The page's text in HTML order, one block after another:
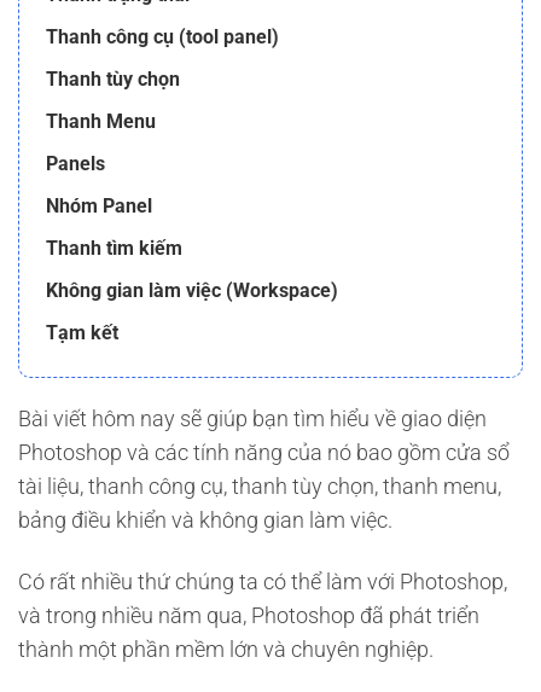
Thanh công cụ (tool panel)
Thanh tùy chọn
Thanh Menu
Panels
Nhóm Panel
Thanh tìm kiếm
Không gian làm việc (Workspace)
Tạm kết
Bài viết hôm nay sẽ giúp bạn tìm hiểu về giao diện
Photoshop và các tính năng của nó bao gồm cửa sổ
tài liệu, thanh công cụ, thanh tùy chọn, thanh menu,
bảng điều khiển và không gian làm việc.
Có rất nhiều thứ chúng ta có thể làm với Photoshop,
và trong nhiều năm qua, Photoshop đã phát triển
thành một phần mềm lớn và chuyên nghiệp.